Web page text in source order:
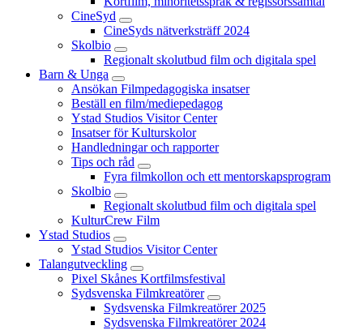
CineSyd
CineSyds nätverksträff 2024
Skolbio
Regionalt skolutbud film och digitala spel
Barn & Unga
Ansökan Filmpedagogiska insatser
Beställ en film/mediepedagog
Ystad Studios Visitor Center
Insatser för Kulturskolor
Handledningar och rapporter
Tips och råd
Fyra filmkollon och ett mentorskapsprogram
Skolbio
Regionalt skolutbud film och digitala spel
KulturCrew Film
Ystad Studios
Ystad Studios Visitor Center
Talangutveckling
Pixel Skånes Kortfilmsfestival
Sydsvenska Filmkreatörer
Sydsvenska Filmkreatörer 2025
Sydsvenska Filmkreatörer 2024